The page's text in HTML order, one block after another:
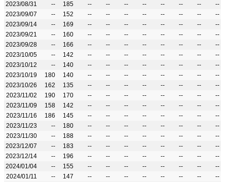
2023/08/31
-- 185 -- -- -- -- -- -- --
--
2023/09/07
-- 152 -- -- -- -- -- -- --
--
2023/09/14
-- 169 -- -- -- -- -- -- --
--
2023/09/21
-- 160 -- -- -- -- -- -- --
--
2023/09/28
-- 166 -- -- -- -- -- -- --
--
2023/10/05
-- 142 -- -- -- -- -- -- --
--
2023/10/12
-- 140 -- -- -- -- -- -- --
--
2023/10/19
180 140 -- -- -- -- -- -- --
--
2023/10/26
162 135 -- -- -- -- -- -- --
--
2023/11/02
190 170 -- -- -- -- -- -- --
--
2023/11/09
158 142 -- -- -- -- -- -- --
--
2023/11/16
186 145 -- -- -- -- -- -- --
--
2023/11/23
-- 180 -- -- -- -- -- -- --
--
2023/11/30
-- 188 -- -- -- -- -- -- --
--
2023/12/07
-- 183 -- -- -- -- -- -- --
--
2023/12/14
-- 196 -- -- -- -- -- -- --
--
2024/01/04
-- 155 -- -- -- -- -- -- --
--
2024/01/11
-- 147 -- -- -- -- -- -- --
--